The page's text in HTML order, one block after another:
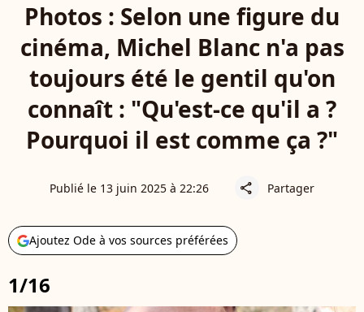
Photos : Selon une figure du
cinéma, Michel Blanc n'a pas
toujours été le gentil qu'on
connaît : "Qu'est-ce qu'il a ?
Pourquoi il est comme ça ?"
Publié le 13 juin 2025 à 22:26 share Partager
Ajoutez Ode à vos sources préférées
1/16